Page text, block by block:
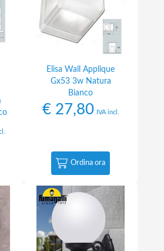
Elisa Wall Applique
Gx53 3w Natura
Bianco
€27,80 IVA incl.
Ordina ora